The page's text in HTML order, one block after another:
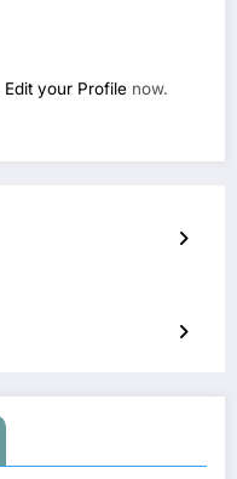
Edit your Profile now.